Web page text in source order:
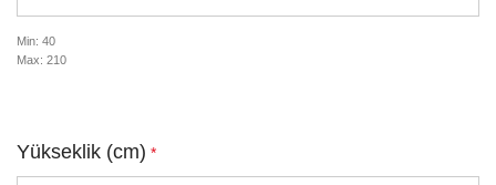
Min: 40
Max: 210
Yükseklik (cm) *